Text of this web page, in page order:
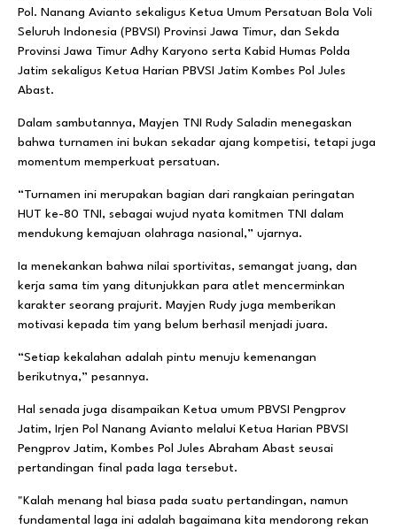
Pol. Nanang Avianto sekaligus Ketua Umum Persatuan Bola Voli
Seluruh Indonesia (PBVSI) Provinsi Jawa Timur, dan Sekda
Provinsi Jawa Timur Adhy Karyono serta Kabid Humas Polda
Jatim sekaligus Ketua Harian PBVSI Jatim Kombes Pol Jules
Abast.
Dalam sambutannya, Mayjen TNI Rudy Saladin menegaskan
bahwa turnamen ini bukan sekadar ajang kompetisi, tetapi juga
momentum memperkuat persatuan.
“Turnamen ini merupakan bagian dari rangkaian peringatan
HUT ke-80 TNI, sebagai wujud nyata komitmen TNI dalam
mendukung kemajuan olahraga nasional,” ujarnya.
Ia menekankan bahwa nilai sportivitas, semangat juang, dan
kerja sama tim yang ditunjukkan para atlet mencerminkan
karakter seorang prajurit. Mayjen Rudy juga memberikan
motivasi kepada tim yang belum berhasil menjadi juara.
“Setiap kekalahan adalah pintu menuju kemenangan
berikutnya,” pesannya.
Hal senada juga disampaikan Ketua umum PBVSI Pengprov
Jatim, Irjen Pol Nanang Avianto melalui Ketua Harian PBVSI
Pengprov Jatim, Kombes Pol Jules Abraham Abast seusai
pertandingan final pada laga tersebut.
"Kalah menang hal biasa pada suatu pertandingan, namun
fundamental laga ini adalah bagaimana kita mendorong rekan